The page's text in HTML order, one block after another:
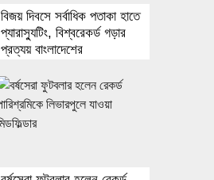
বিজয় দিবসে সর্বাধিক পতাকা হাতে
প্যারাস্যুটিং, বিশ্বরেকর্ড গড়ার
প্রত্যয় বাংলাদেশের